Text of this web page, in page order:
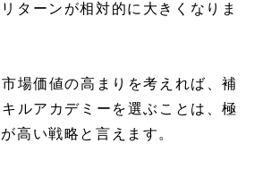
ターンが相対的に大きくなりま
場価値の高まりを考えれば、補
ルアカデミーを選ぶことは、極
高い戦略と言えます。